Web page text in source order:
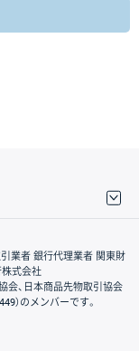
業者 銀行代理業者 関東財
株式会社
会、日本商品先物取引協会
）のメンバーです。